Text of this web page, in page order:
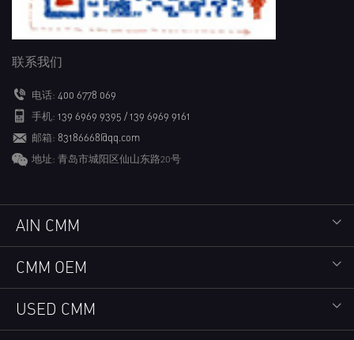
联系我们
电话: 400 6778 069
手机: 139 6969 9395 / 139 6969 9161
邮箱: 83186668@qq.com
地址: 青岛市城阳区仙山东路20号
AIN CMM
CMM OEM
USED CMM